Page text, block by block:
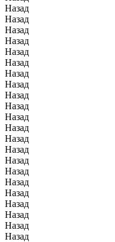
Назад
Назад
Назад
Назад
Назад
Назад
Назад
Назад
Назад
Назад
Назад
Назад
Назад
Назад
Назад
Назад
Назад
Назад
Назад
Назад
Назад
Назад